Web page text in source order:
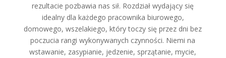
rezultacie pozbawia nas sił. Rozdział wydający się
idealny dla każdego pracownika biurowego,
domowego, wszelakiego, który toczy się przez dni bez
poczucia rangi wykonywanych czynności. Niemi na
wstawanie, zasypianie, jedzenie, sprzątanie, mycie,